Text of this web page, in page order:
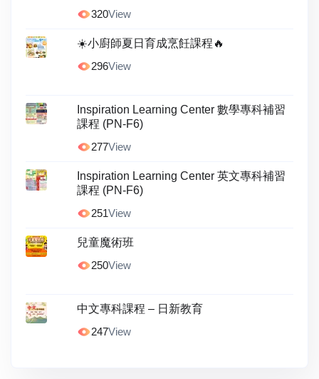
320View
☀️小廚師夏日育成烹飪課程🔥
296View
Inspiration Learning Center 數學專科補習
課程 (PN-F6)
277View
Inspiration Learning Center 英文專科補習
課程 (PN-F6)
251View
兒童魔術班
250View
中文專科課程 – 日新教育
247View